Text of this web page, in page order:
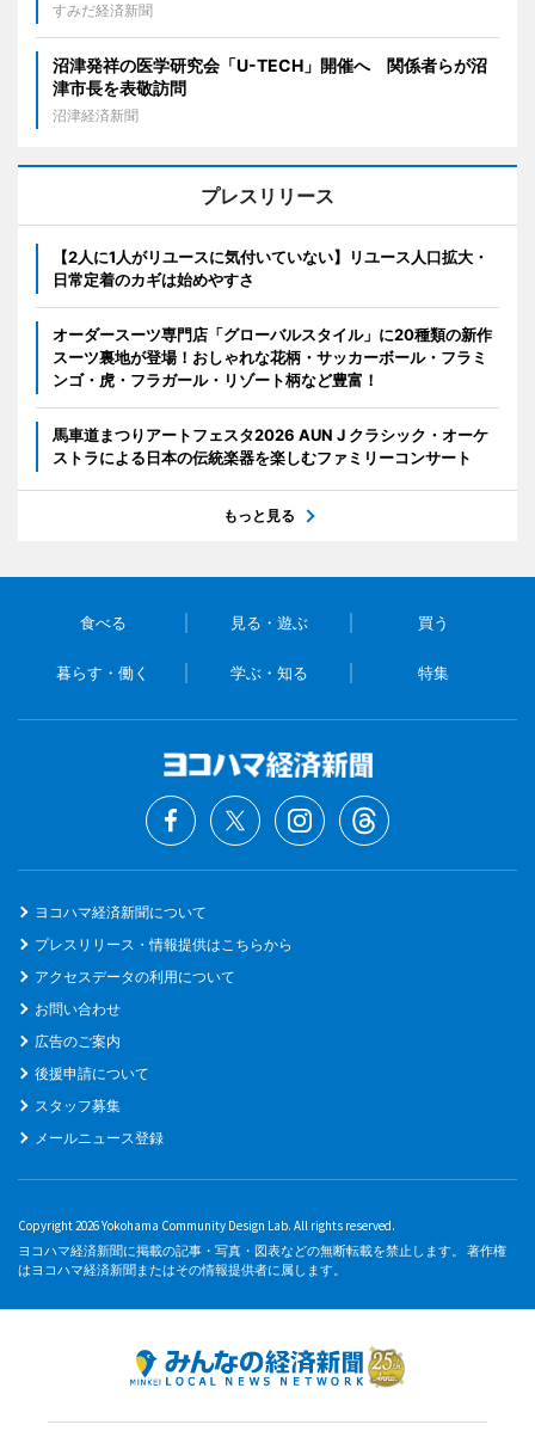
すみだ経済新聞
沼津発祥の医学研究会「U-TECH」開催へ 関係者らが沼
津市長を表敬訪問
沼津経済新聞
プレスリリース
【2人に1人がリユースに気付いていない】リユース人口拡大・
日常定着のカギは始めやすさ
オーダースーツ専門店「グローバルスタイル」に20種類の新作
スーツ裏地が登場！おしゃれな花柄・サッカーボール・フラミ
ンゴ・虎・フラガール・リゾート柄など豊富！
馬車道まつりアートフェスタ2026 AUN J クラシック・オーケ
ストラによる日本の伝統楽器を楽しむファミリーコンサート
もっと見る
食べる 見る・遊ぶ 買う
暮らす・働く 学ぶ・知る 特集
ヨコハマ経済新聞について
プレスリリース・情報提供はこちらから
アクセスデータの利用について
お問い合わせ
広告のご案内
後援申請について
スタッフ募集
メールニュース登録
Copyright 2026 Yokohama Community Design Lab. All rights reserved.
ヨコハマ経済新聞に掲載の記事・写真・図表などの無断転載を禁止します。 著作権
はヨコハマ経済新聞またはその情報提供者に属します。